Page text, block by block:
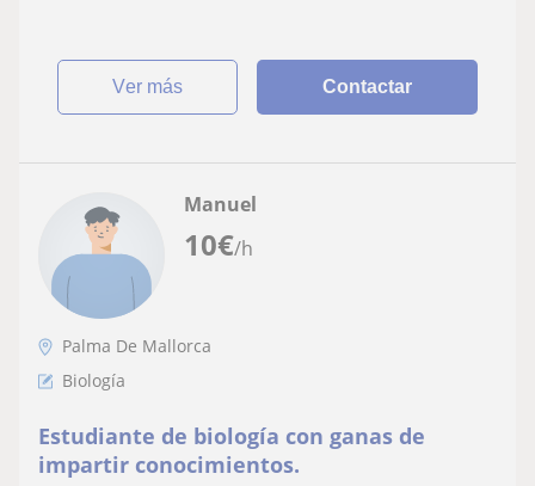
ver más Contactar
10€/h
Manuel
Palma De Mallorca
Biología
Estudiante de biología con ganas de
impartir conocimientos.